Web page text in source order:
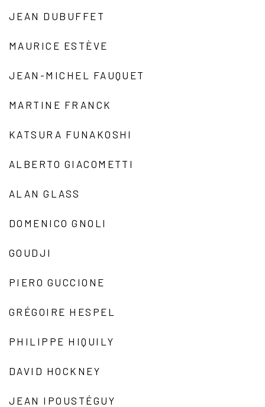
JEAN DUBUFFET
MAURICE ESTÈVE
JEAN-MICHEL FAUQUET
MARTINE FRANCK
KATSURA FUNAKOSHI
ALBERTO GIACOMETTI
ALAN GLASS
DOMENICO GNOLI
GOUDJI
PIERO GUCCIONE
GRÉGOIRE HESPEL
PHILIPPE HIQUILY
DAVID HOCKNEY
JEAN IPOUSTÉGUY